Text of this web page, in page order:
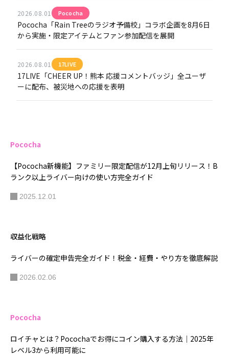
2026.08.01 Pococha
Pococha「Rain Treeのラジオ予備校」コラボ企画を8月6日
から実施・限定アイテムとファン参加配信を展開
2026.08.01 17LIVE
17LIVE「CHEER UP！熊本 応援コメントバッジ」全ユーザ
ーに配布、被災地への応援を表明
Pococha
【Pococha新機能】ファミリー限定配信が12月上旬リリース！B
ランク以上ライバー向けの使い方完全ガイド
2025.12.01
収益化戦略
ライバーの確定申告完全ガイド！税金・経費・やり方を徹底解説
2026.02.06
Pococha
ロイチャとは？Pocochaでお得にコイン購入する方法｜2025年
レベル3から利用可能に